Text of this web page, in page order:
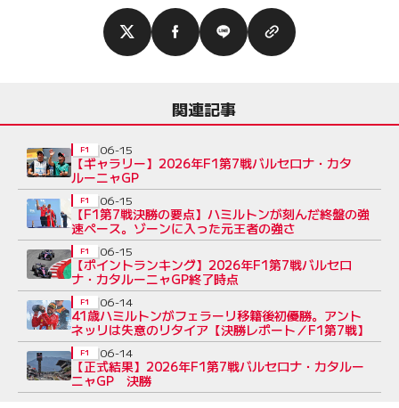
関連記事
【ギャラリー】2026年F1第7戦バルセロナ・カタ
ルーニャGP
F1 06-15
【F1第7戦決勝の要点】ハミルトンが刻んだ終盤の強
速ペース。ゾーンに入った元王者の強さ
F1 06-15
【ポイントランキング】2026年F1第7戦バルセロ
ナ・カタルーニャGP終了時点
F1 06-15
41歳ハミルトンがフェラーリ移籍後初優勝。アント
ネッリは失意のリタイア【決勝レポート／F1第7戦】
F1 06-14
【正式結果】2026年F1第7戦バルセロナ・カタルー
ニャGP 決勝
F1 06-14